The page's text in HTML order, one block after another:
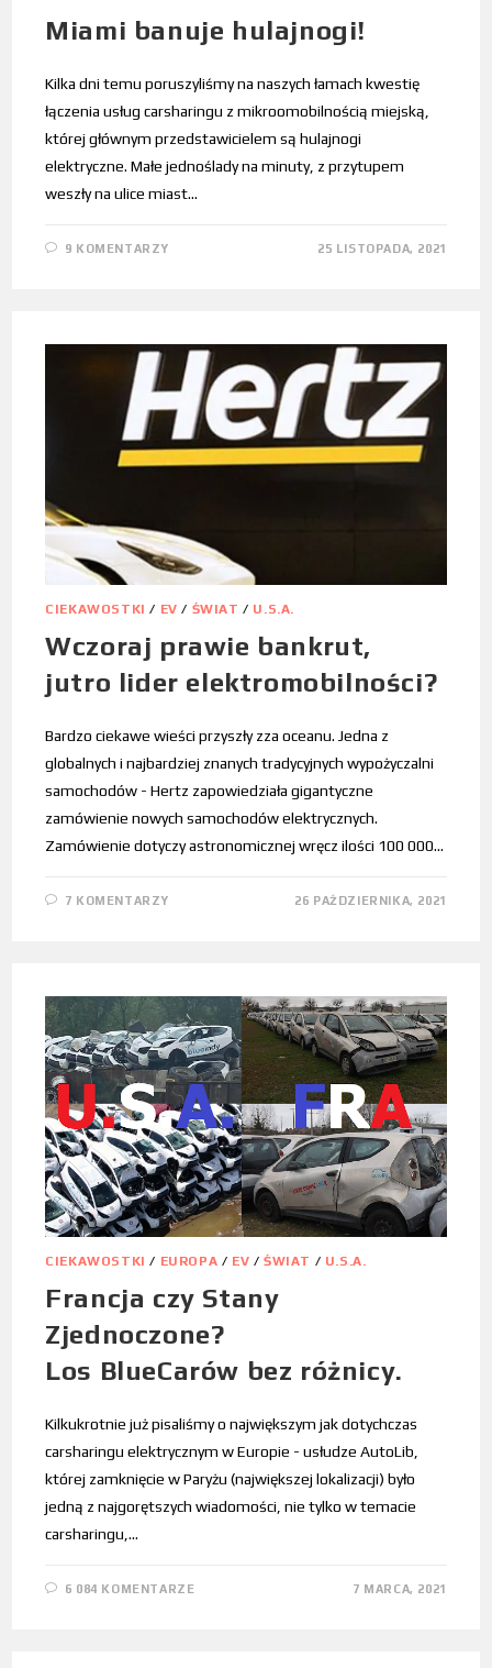
Miami banuje hulajnogi!
Kilka dni temu poruszyliśmy na naszych łamach kwestię
łączenia usług carsharingu z mikroomobilnością miejską,
której głównym przedstawicielem są hulajnogi
elektryczne. Małe jednoślady na minuty, z przytupem
weszły na ulice miast…
9 KOMENTARZY 25 LISTOPADA, 2021
CIEKAWOSTKI / EV / ŚWIAT / U.S.A.
Wczoraj prawie bankrut,
jutro lider elektromobilności?
Bardzo ciekawe wieści przyszły zza oceanu. Jedna z
globalnych i najbardziej znanych tradycyjnych wypożyczalni
samochodów - Hertz zapowiedziała gigantyczne
zamówienie nowych samochodów elektrycznych.
Zamówienie dotyczy astronomicznej wręcz ilości 100 000…
7 KOMENTARZY 26 PAŹDZIERNIKA, 2021
CIEKAWOSTKI / EUROPA / EV /ŚWIAT / U.S.A.
Francja czy Stany
Zjednoczone?
Los BlueCarów bez różnicy.
Kilkukrotnie już pisaliśmy o największym jak dotychczas
carsharingu elektrycznym w Europie - usłudze AutoLib,
której zamknięcie w Paryżu (największej lokalizacji) było
jedną z najgorętszych wiadomości, nie tylko w temacie
carsharingu,…
6 084 KOMENTARZE 7 MARCA, 2021